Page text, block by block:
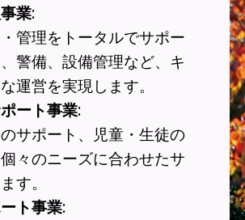
業:
管理をトータルでサポー
警備、設備管理など、キ
運営を実現します。
ート事業:
サポート、児童・生徒の
々のニーズに合わせたサ
す。
ト事業: